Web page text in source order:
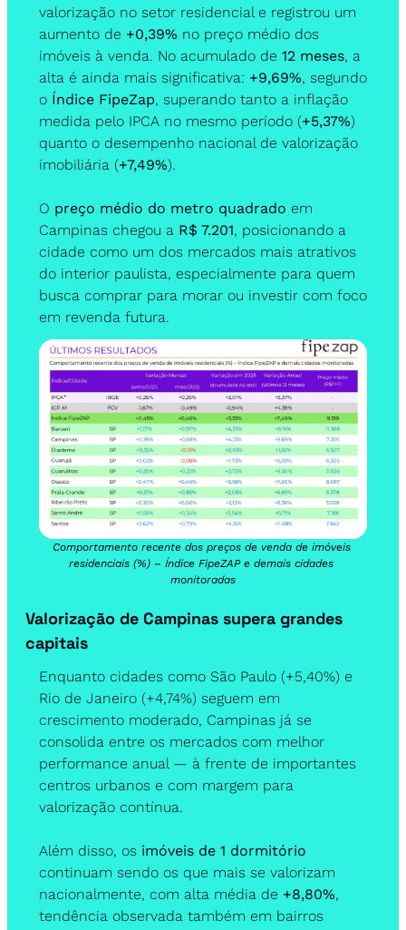
valorização no setor residencial e registrou um
aumento de +0,39% no preço médio dos
imóveis à venda. No acumulado de 12 meses, a
alta é ainda mais significativa: +9,69%, segundo
o Índice FipeZap, superando tanto a inflação
medida pelo IPCA no mesmo período (+5,37%)
quanto o desempenho nacional de valorização
imobiliária (+7,49%).
O preço médio do metro quadrado em
Campinas chegou a R$ 7.201, posicionando a
cidade como um dos mercados mais atrativos
do interior paulista, especialmente para quem
busca comprar para morar ou investir com foco
em revenda futura.
Comportamento recente dos preços de venda de imóveis
residenciais (%) – Índice FipeZAP e demais cidades
monitoradas
Valorização de Campinas supera grandes
capitais
Enquanto cidades como São Paulo (+5,40%) e
Rio de Janeiro (+4,74%) seguem em
crescimento moderado, Campinas já se
consolida entre os mercados com melhor
performance anual — à frente de importantes
centros urbanos e com margem para
valorização contínua.
Além disso, os imóveis de 1 dormitório
continuam sendo os que mais se valorizam
nacionalmente, com alta média de +8,80%,
tendência observada também em bairros